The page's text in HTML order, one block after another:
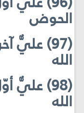
الحوض
(97) عليٌّ
الله
(98) عليٌّ
الله